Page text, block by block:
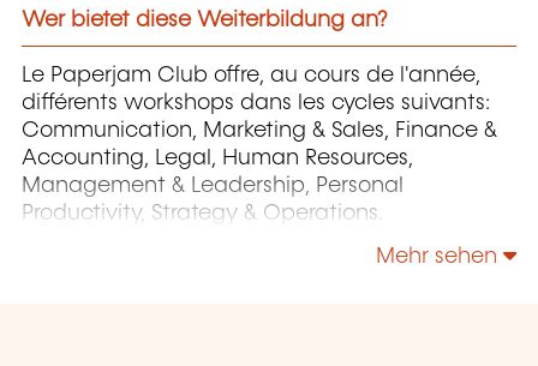
Wer bietet diese Weiterbildung an?
Le Paperjam Club offre, au cours de l'année,
différents workshops dans les cycles suivants:
Communication, Marketing & Sales, Finance &
Accounting, Legal, Human Resources,
Management & Leadership, Personal
Productivity, Strategy & Operations.
Mehr sehen